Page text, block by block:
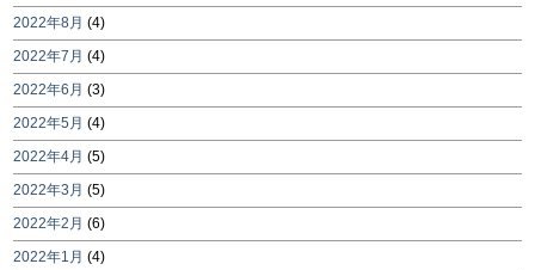
2022年8月 (4)
2022年7月 (4)
2022年6月 (3)
2022年5月 (4)
2022年4月 (5)
2022年3月 (5)
2022年2月 (6)
2022年1月 (4)